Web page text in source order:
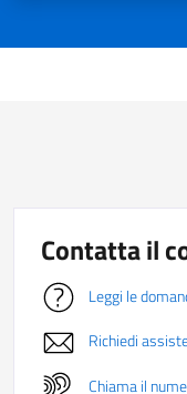
Contatta il
Leggi le
Richiedi
Chiama il